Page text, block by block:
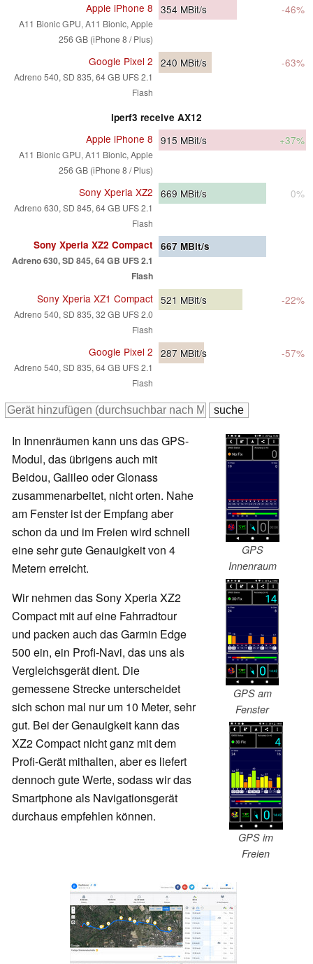
Apple iPhone 8
A11 Bionic GPU, A11 Bionic, Apple
256 GB (iPhone 8 / Plus)
354 MBit/s -46%
Google Pixel 2
Adreno 540, SD 835, 64 GB UFS 2.1
Flash
240 MBit/s -63%
iperf3 receive AX12
Apple iPhone 8
A11 Bionic GPU, A11 Bionic, Apple
256 GB (iPhone 8 / Plus)
915 MBit/s +37%
Sony Xperia XZ2
Adreno 630, SD 845, 64 GB UFS 2.1
Flash
669 MBit/s 0%
Sony Xperia XZ2 Compact
Adreno 630, SD 845, 64 GB UFS 2.1
Flash
667 MBit/s
Sony Xperia XZ1 Compact
Adreno 540, SD 835, 32 GB UFS 2.0
Flash
521 MBit/s -22%
Google Pixel 2
Adreno 540, SD 835, 64 GB UFS 2.1
Flash
287 MBit/s -57%
GPS
Innenraum
GPS am
Fenster
GPS im
Freien
In Innenräumen kann uns das GPS-
Modul, das übrigens auch mit
Beidou, Galileo oder Glonass
zusammenarbeitet, nicht orten. Nahe
am Fenster ist der Empfang aber
schon da und im Freien wird schnell
eine sehr gute Genauigkeit von 4
Metern erreicht.
Wir nehmen das Sony Xperia XZ2
Compact mit auf eine Fahrradtour
und packen auch das Garmin Edge
500 ein, ein Profi-Navi, das uns als
Vergleichsgerät dient. Die
gemessene Strecke unterscheidet
sich schon mal nur um 10 Meter, sehr
gut. Bei der Genauigkeit kann das
XZ2 Compact nicht ganz mit dem
Profi-Gerät mithalten, aber es liefert
dennoch gute Werte, sodass wir das
Smartphone als Navigationsgerät
durchaus empfehlen können.